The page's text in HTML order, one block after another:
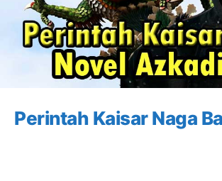
Perintah Kaisar Naga